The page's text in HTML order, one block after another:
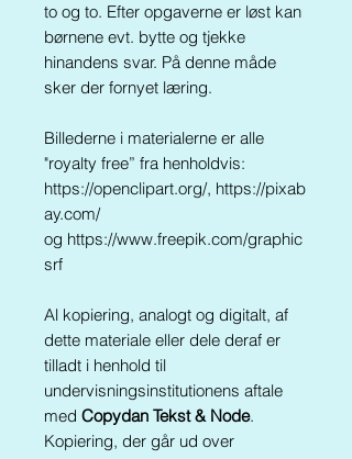
to og to. Efter opgaverne er løst kan
børnene evt. bytte og tjekke
hinandens svar. På denne måde
sker der fornyet læring.
Billederne i materialerne er alle
"royalty free” fra henholdvis:
https://openclipart.org/, https://pixab
ay.com/
og https://www.freepik.com/graphic
srf
Al kopiering, analogt og digitalt, af
dette materiale eller dele deraf er
tilladt i henhold til
undervisningsinstitutionens aftale
med Copydan Tekst & Node.
Kopiering, der går ud over